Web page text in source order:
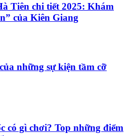
Tiên chi tiết 2025: Khám
của Kiên Giang
những sự kiện tầm cỡ
có gì chơi? Top những điểm